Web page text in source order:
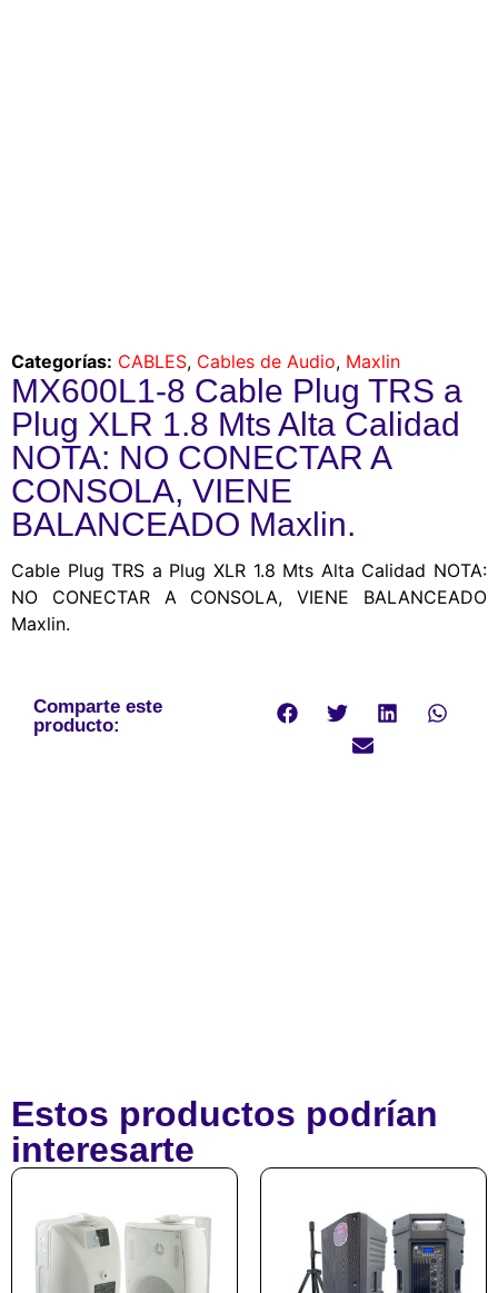
Categorías: CABLES, Cables de Audio, Maxlin
MX600L1-8 Cable Plug TRS a
Plug XLR 1.8 Mts Alta Calidad
NOTA: NO CONECTAR A
CONSOLA, VIENE
BALANCEADO Maxlin.
Cable Plug TRS a Plug XLR 1.8 Mts Alta Calidad NOTA:
NO CONECTAR A CONSOLA, VIENE BALANCEADO
Maxlin.
Comparte este
producto:
Estos productos podrían
interesarte